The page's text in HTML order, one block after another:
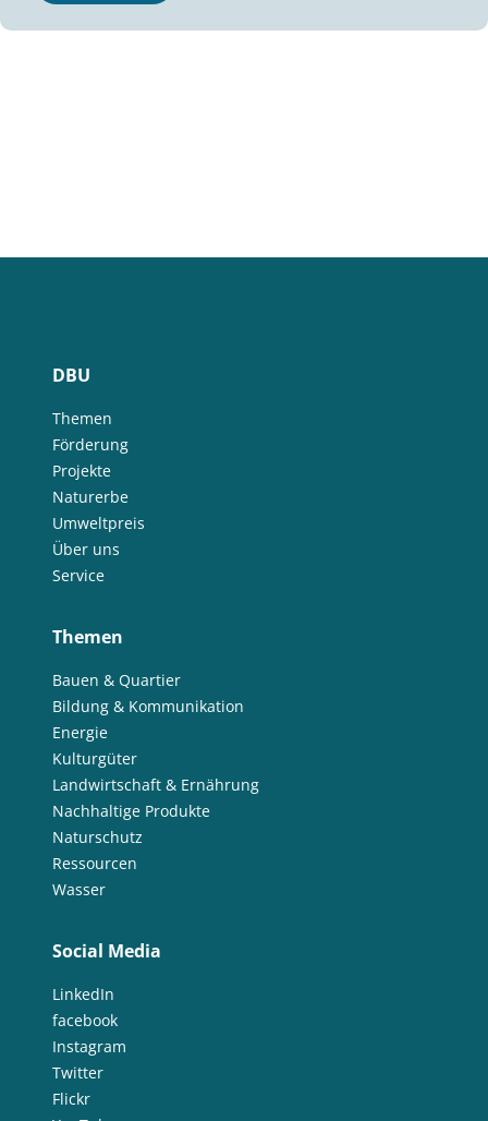
DBU
Themen
Förderung
Projekte
Naturerbe
Umweltpreis
Über uns
Service
Themen
Bauen & Quartier
Bildung & Kommunikation
Energie
Kulturgüter
Landwirtschaft & Ernährung
Nachhaltige Produkte
Naturschutz
Ressourcen
Wasser
Social Media
LinkedIn
facebook
Instagram
Twitter
Flickr